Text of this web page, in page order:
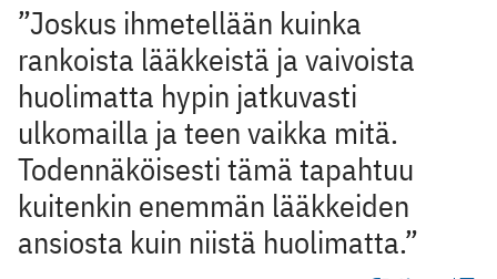
”Joskus ihmetellään kuinka
rankoista lääkkeistä ja vaivoista
huolimatta hypin jatkuvasti
ulkomailla ja teen vaikka mitä.
Todennäköisesti tämä tapahtuu
kuitenkin enemmän lääkkeiden
ansiosta kuin niistä huolimatta.”